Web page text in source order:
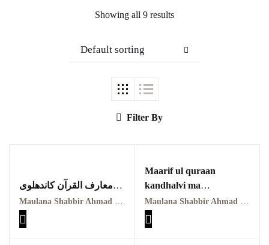
Showing all 9 results
Default sorting
Filter By
معارف القرآن کاندھلوی
معہ تفسیر عثمانی جلد
Maarif ul quraan
Maulana Shabbir Ahmad Usmani, Molana Idrees Kandhalvi
Maarif ul quraan
kandhalvi ma
tafseer e usmani PDF
VOL-1
معارف القرآن کاندھلوی
Maulana Shabbir Ahmad Usmani, Molana Idrees Kandhalvi